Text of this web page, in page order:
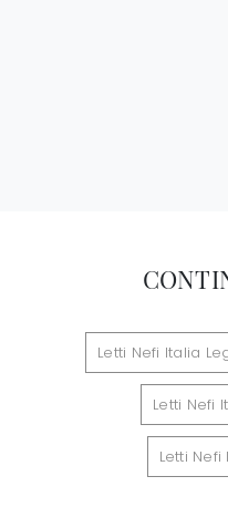
Letti Nefi Italia
Letti Nefi
Letti